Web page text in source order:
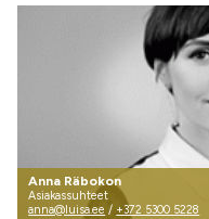
Anna Räbokon
Asiakassuhteet
anna@luisa.ee / +372 5300 5228